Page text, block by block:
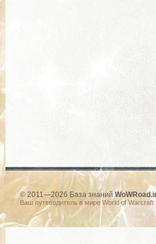
© 2011—2026 База знаний
Ваш путеводитель в мире World of Warcraft